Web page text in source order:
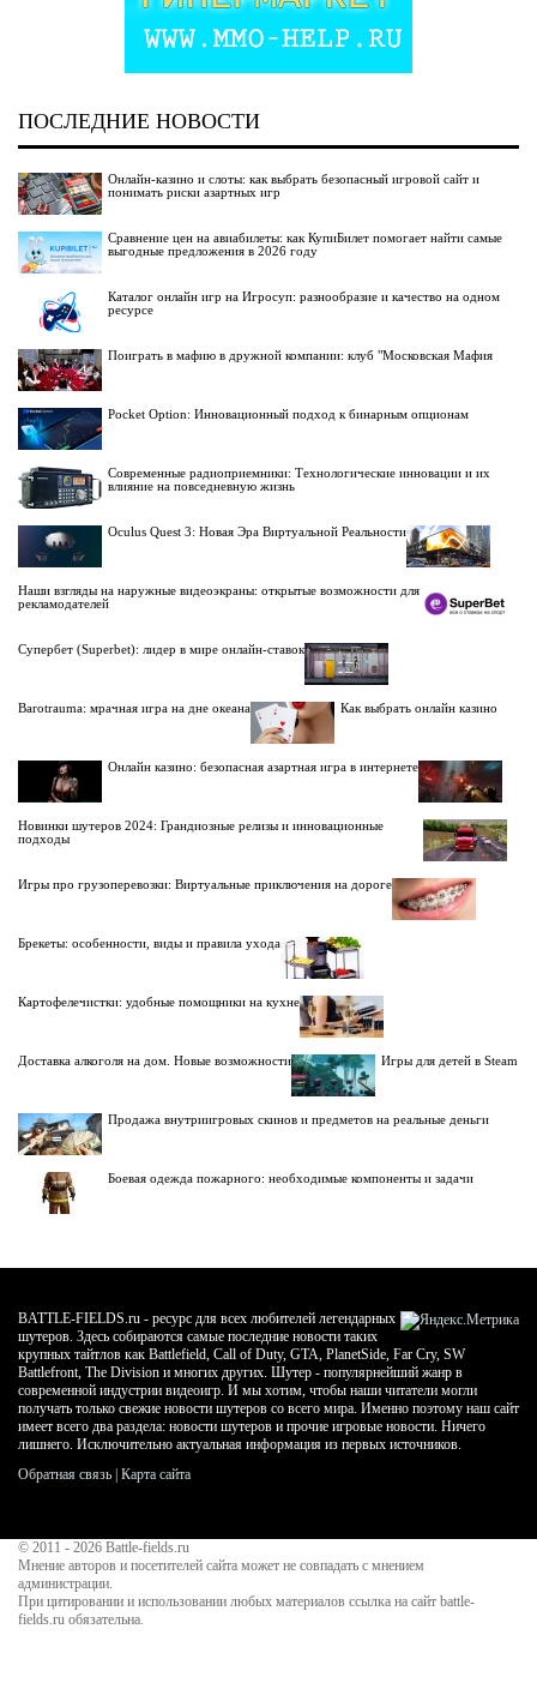
ПОСЛЕДНИЕ НОВОСТИ
Онлайн-казино и слоты: как выбрать безопасный игровой сайт и
понимать риски азартных игр
Сравнение цен на авиабилеты: как КупиБилет помогает найти самые
выгодные предложения в 2026 году
Каталог онлайн игр на Игросуп: разнообразие и качество на одном
ресурсе
Поиграть в мафию в дружной компании: клуб "Московская Мафия
Pocket Option: Инновационный подход к бинарным опционам
Современные радиоприемники: Технологические инновации и их
влияние на повседневную жизнь
Oculus Quest 3: Новая Эра Виртуальной Реальности
Наши взгляды на наружные видеоэкраны: открытые возможности для
рекламодателей
Супербет (Superbet): лидер в мире онлайн-ставок
Barotrauma: мрачная игра на дне океана Как выбрать онлайн казино
Онлайн казино: безопасная азартная игра в интернете
Новинки шутеров 2024: Грандиозные релизы и инновационные
подходы
Игры про грузоперевозки: Виртуальные приключения на дороге
Брекеты: особенности, виды и правила ухода
Картофелечистки: удобные помощники на кухне
Доставка алкоголя на дом. Новые возможности Игры для детей в Steam
Продажа внутриигровых скинов и предметов на реальные деньги
Боевая одежда пожарного: необходимые компоненты и задачи
BATTLE-FIELDS.ru - ресурс для всех любителей легендарных
шутеров. Здесь собираются самые последние новости таких
крупных тайтлов как Battlefield, Call of Duty, GTA, PlanetSide, Far Cry, SW
Battlefront, The Division и многих других. Шутер - популярнейший жанр в
современной индустрии видеоигр. И мы хотим, чтобы наши читатели могли
получать только свежие новости шутеров со всего мира. Именно поэтому наш сайт
имеет всего два раздела: новости шутеров и прочие игровые новости. Ничего
лишнего. Исключительно актуальная информация из первых источников.
Обратная связь Карта сайта
© 2011 - 2026 Battle-fields.ru
Мнение авторов и посетителей сайта может не совпадать с мнением
администрации.
При цитировании и использовании любых материалов ссылка на сайт battle-
fields.ru обязательна.